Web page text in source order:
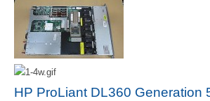
HP ProLiant DL360 Generation